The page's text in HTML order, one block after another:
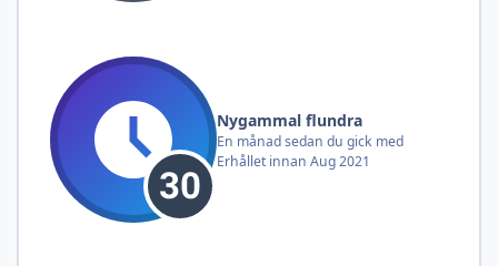
Nygammal flundra
En månad sedan du gick med
Erhållet innan Aug 2021